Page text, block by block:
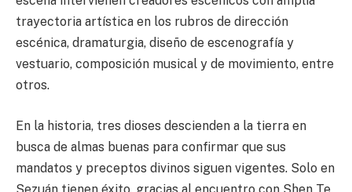
trayectoria artística en los rubros de dirección
escénica, dramaturgia, diseño de escenografía y
vestuario, composición musical y de movimiento, entre
otros.
En la historia, tres dioses descienden a la tierra en
busca de almas buenas para confirmar que sus
mandatos y preceptos divinos siguen vigentes. Solo en